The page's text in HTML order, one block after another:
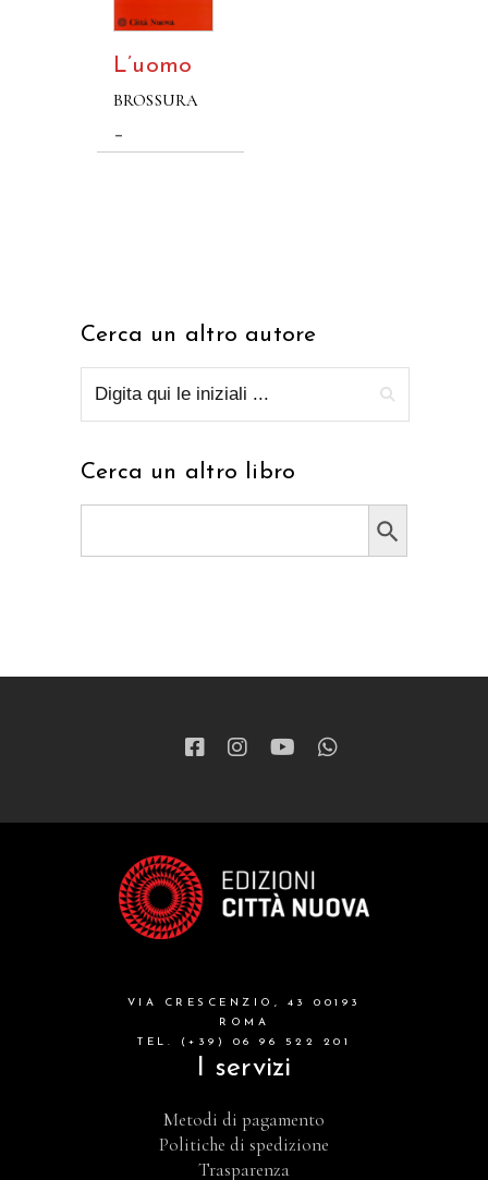
L’uomo
BROSSURA
–
Cerca un altro autore
Cerca un altro libro
Search Button
VIA CRESCENZIO, 43 00193
ROMA
TEL. (+39) 06 96 522 201
I servizi
Metodi di pagamento
Politiche di spedizione
Trasparenza